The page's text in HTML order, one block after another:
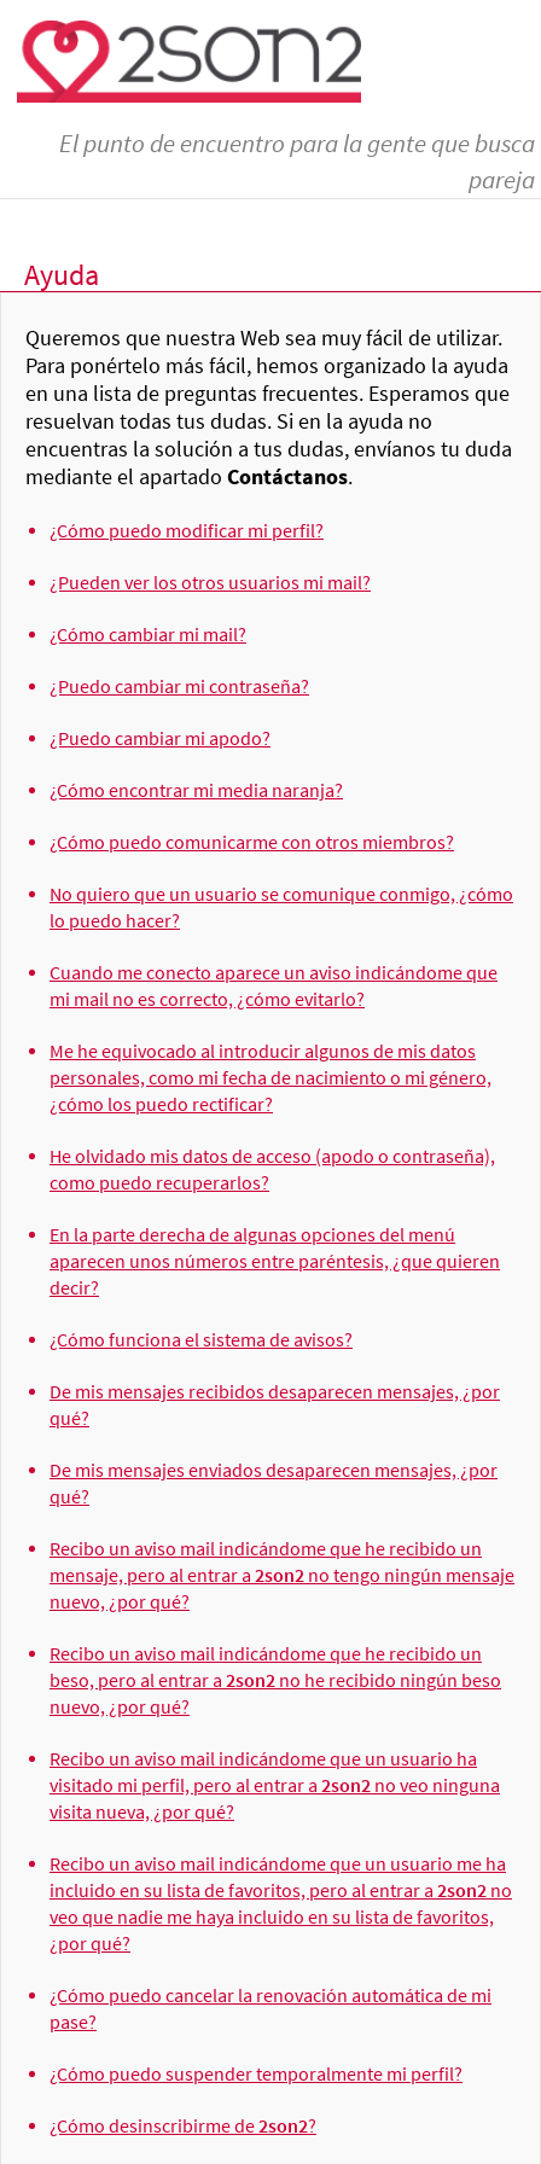
El punto de encuentro para la gente que busca
pareja
Ayuda
Queremos que nuestra Web sea muy fácil de utilizar.
Para ponértelo más fácil, hemos organizado la ayuda
en una lista de preguntas frecuentes. Esperamos que
resuelvan todas tus dudas. Si en la ayuda no
encuentras la solución a tus dudas, envíanos tu duda
mediante el apartado Contáctanos.
¿Cómo puedo modificar mi perfil?
¿Pueden ver los otros usuarios mi mail?
¿Cómo cambiar mi mail?
¿Puedo cambiar mi contraseña?
¿Puedo cambiar mi apodo?
¿Cómo encontrar mi media naranja?
¿Cómo puedo comunicarme con otros miembros?
No quiero que un usuario se comunique conmigo, ¿cómo
lo puedo hacer?
Cuando me conecto aparece un aviso indicándome que
mi mail no es correcto, ¿cómo evitarlo?
Me he equivocado al introducir algunos de mis datos
personales, como mi fecha de nacimiento o mi género,
¿cómo los puedo rectificar?
He olvidado mis datos de acceso (apodo o contraseña),
como puedo recuperarlos?
En la parte derecha de algunas opciones del menú
aparecen unos números entre paréntesis, ¿que quieren
decir?
¿Cómo funciona el sistema de avisos?
De mis mensajes recibidos desaparecen mensajes, ¿por
qué?
De mis mensajes enviados desaparecen mensajes, ¿por
qué?
Recibo un aviso mail indicándome que he recibido un
mensaje, pero al entrar a 2son2 no tengo ningún mensaje
nuevo, ¿por qué?
Recibo un aviso mail indicándome que he recibido un
beso, pero al entrar a 2son2 no he recibido ningún beso
nuevo, ¿por qué?
Recibo un aviso mail indicándome que un usuario ha
visitado mi perfil, pero al entrar a 2son2 no veo ninguna
visita nueva, ¿por qué?
Recibo un aviso mail indicándome que un usuario me ha
incluido en su lista de favoritos, pero al entrar a 2son2 no
veo que nadie me haya incluido en su lista de favoritos,
¿por qué?
¿Cómo puedo cancelar la renovación automática de mi
pase?
¿Cómo puedo suspender temporalmente mi perfil?
¿Cómo desinscribirme de2son2?